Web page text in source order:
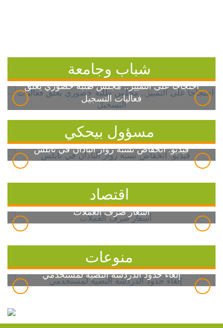
شباب وجامعة
احتجاجاً على التمييز.. مجلس طلبة خضوري يعلق
فعاليات التسجيل
مسؤول بيحكي
فيديو: انخفاض نسبة زوار الباذان في نابلس
اقتصاد
أسعار صرف العملات
منوعات
إلغاء حدود الدردشة النصية لمستخدمي